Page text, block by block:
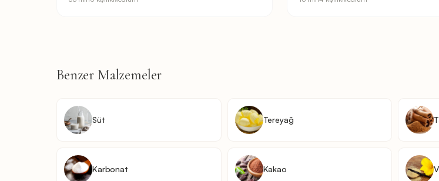
Benzer Malzemeler
Süt Tereyağ
Karbonat Kakao